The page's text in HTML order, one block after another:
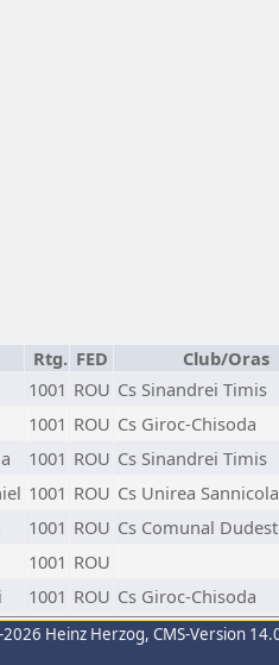
Rtg. FED Club/Oras
1001 ROU Cs Sinandrei Timis
1001 ROU Cs Giroc-Chisoda
1001 ROU Cs Sinandrei Timis
1001 ROU Cs Unirea
1001 ROU Cs Comunal
1001 ROU
1001 ROU Cs Giroc-Chisoda
Heinz Herzog, CMS-Version